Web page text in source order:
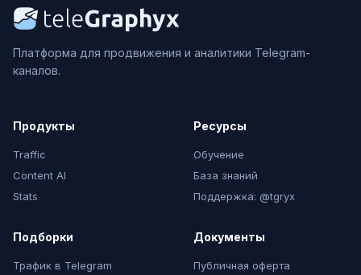
Платформа для продвижения и аналитики Telegram-
каналов.
Продукты
Traffic
Content AI
Stats
Ресурсы
Обучение
База знаний
Поддержка: @tgryx
Подборки
Трафик в Telegram
Документы
Публичная оферта